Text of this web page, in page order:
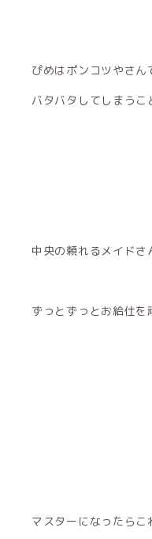
ぴめはポンコツやさん
バタバタしてしまうこ
中央の頼れるメイドさ
ずっとずっとお給仕を
マスターになったらこ